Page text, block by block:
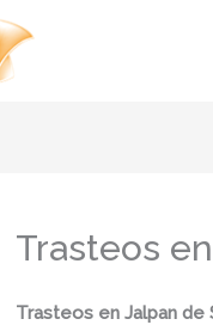
Trasteos
Trasteos en Jalpan de